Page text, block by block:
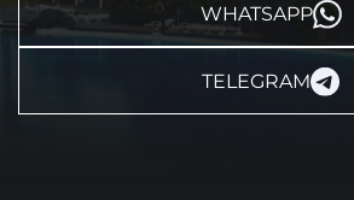
WHATSAPP
TELEGRAM